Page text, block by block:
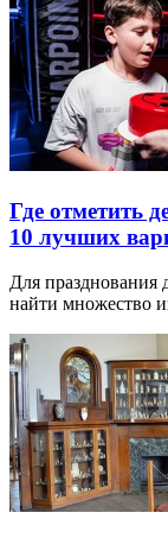
Где отметить
10 лучших
Для
найти множество